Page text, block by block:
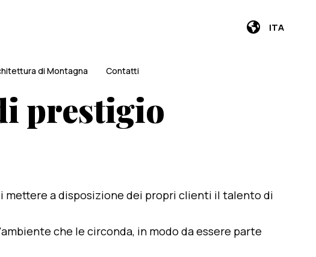
ITA
di Montagna Contatti
prestigio
mettere a disposizione dei propri clienti il talento di
che le circonda, in modo da essere parte